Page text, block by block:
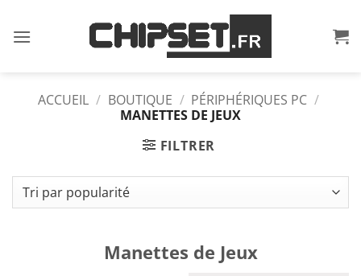
au
ACCUEIL / BOUTIQUE / PÉRIPHÉRIQUES PC /
MANETTES DE JEUX
FILTRER
Manettes de Jeux